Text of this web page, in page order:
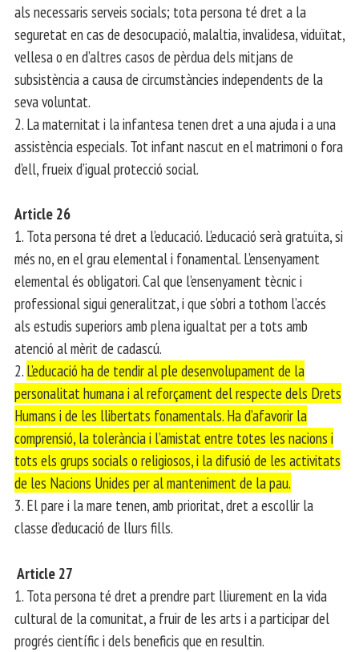
als necessaris serveis socials; tota persona té dret a la
seguretat en cas de desocupació, malaltia, invalidesa, viduïtat,
vellesa o en d’altres casos de pèrdua dels mitjans de
subsistència a causa de circumstàncies independents de la
seva voluntat.
2. La maternitat i la infantesa tenen dret a una ajuda i a una
assistència especials. Tot infant nascut en el matrimoni o fora
d’ell, frueix d’igual protecció social.
Article 26
1. Tota persona té dret a l’educació. L’educació serà gratuïta, si
més no, en el grau elemental i fonamental. L’ensenyament
elemental és obligatori. Cal que l’ensenyament tècnic i
professional sigui generalitzat, i que s’obri a tothom l’accés
als estudis superiors amb plena igualtat per a tots amb
atenció al mèrit de cadascú.
2. L’educació ha de tendir al ple desenvolupament de la
personalitat humana i al reforçament del respecte dels Drets
Humans i de les llibertats fonamentals. Ha d’afavorir la
comprensió, la tolerància i l’amistat entre totes les nacions i
tots els grups socials o religiosos, i la difusió de les activitats
de les Nacions Unides per al manteniment de la pau.
3. El pare i la mare tenen, amb prioritat, dret a escollir la
classe d’educació de llurs fills.
Article 27
1. Tota persona té dret a prendre part lliurement en la vida
cultural de la comunitat, a fruir de les arts i a participar del
progrés científic i dels beneficis que en resultin.